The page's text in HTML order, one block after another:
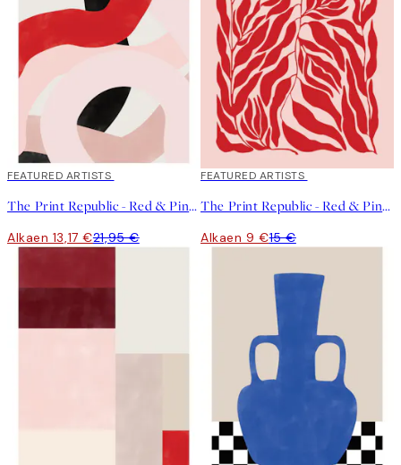
40%*
FEATURED ARTISTS
The Print Republic - Red & Pink Abstract Shapes Juliste
Alkaen 13,17 €21,95 €
40%*
FEATURED ARTISTS
The Print Republic - Red & Pink Botanical Juliste
Alkaen 9 €15 €